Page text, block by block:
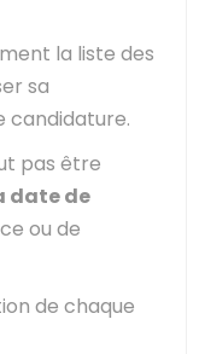
la liste des
sa
candidature.
pas être
date de
ou de
de chaque